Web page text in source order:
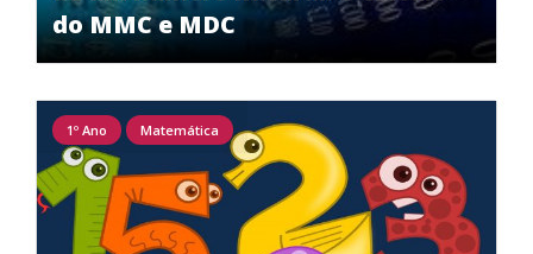
do MMC e MDC
1º Ano Matemática